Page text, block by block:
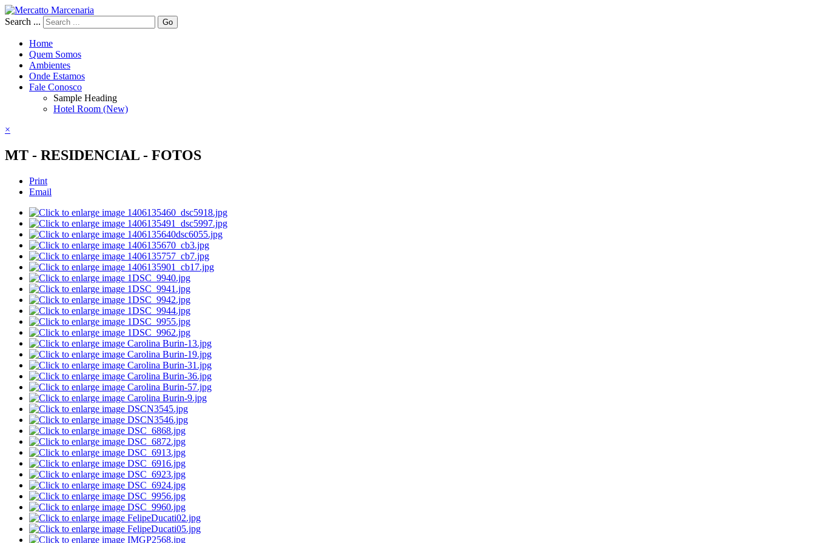
Search ... Go
Home
Quem Somos
Ambientes
Onde Estamos
Fale Conosco
Sample Heading
Hotel Room (New)
×
MT - RESIDENCIAL - FOTOS
Print
Email